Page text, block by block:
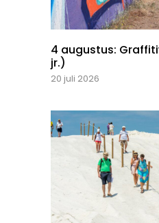
4 augustus:
jr.)
20 juli 2026